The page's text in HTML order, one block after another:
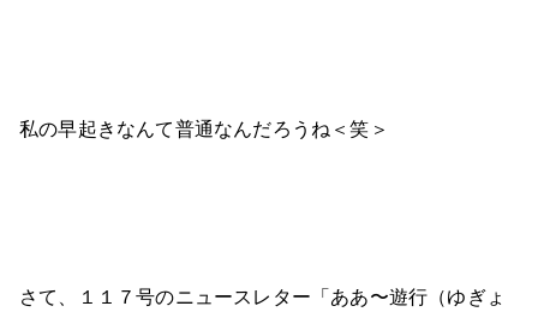
私の早起きなんて普通なんだろうね＜笑＞
さて、１１７号のニュースレター「ああ〜遊行（ゆぎょ